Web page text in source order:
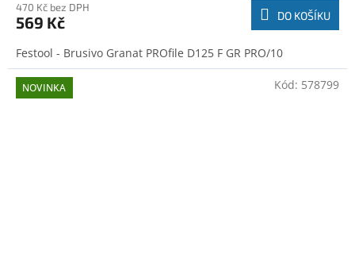
470 Kč bez DPH
569 Kč DO KOŠÍKU
Festool - Brusivo Granat PROfile D125 F GR PRO/10
NOVINKA Kód: 578799